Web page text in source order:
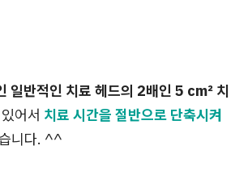
일반적인 치료 헤드의 2배인 5 cm² 치
어서 치료 시간을 절반으로 단축시켜
니다. ^^